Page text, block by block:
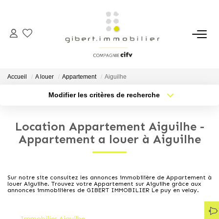
ACHETER
Maisons
Parkings
Immeubles
Terrains
LOUER
Accueil A louer Appartement Aiguilhe
Modifier les critères de recherche
Sélectionnez...
Type de bien
Nb pièces min.
Créer une alerte
Location Appartement Aiguilhe -
Appartement a louer à Aiguilhe
Sur notre site consultez les annonces immobilière de Appartement à
louer Aiguilhe. Trouvez votre Appartement sur Aiguilhe grâce aux
annonces immobilières de GIBERT IMMOBILIER Le puy en velay.